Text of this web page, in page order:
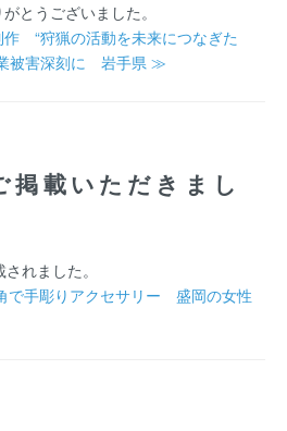
とうございました。
“狩猟の活動を未来につなぎた
被害深刻に 岩手県 ≫
掲載いただきまし
れました。
で手彫りアクセサリー 盛岡の女性